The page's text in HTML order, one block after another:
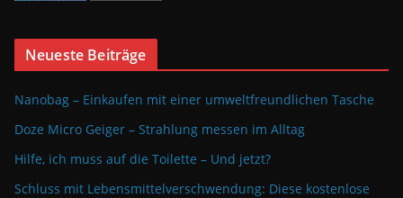
Neueste Beiträge
Nanobag – Einkaufen mit einer umweltfreundlichen Tasche
Doze Micro Geiger – Strahlung messen im Alltag
Hilfe, ich muss auf die Toilette – Und jetzt?
Schluss mit Lebensmittelverschwendung: Diese kostenlose